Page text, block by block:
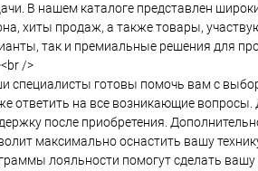
В нашем каталоге представлен
хиты продаж, а также товары,
так и премиальные решения для
/>
специалисты готовы помочь вам с
ответить на все возникающие
после приобретения.
максимально оснастить вашу
лояльности помогут сделать